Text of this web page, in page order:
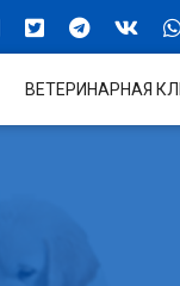
ВЕТЕРИНАРНАЯ